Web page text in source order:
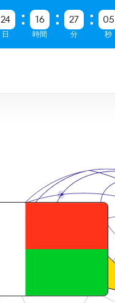
24
日
16
時間
27
分
04
秒